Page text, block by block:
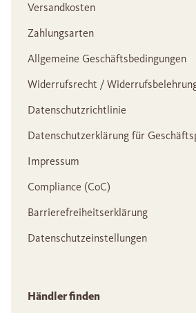
Versandkosten
Zahlungsarten
Allgemeine Geschäftsbedingungen
Widerrufsrecht /
Datenschutzrichtlinie
Datenschutzerklärung für
Impressum
Compliance (CoC)
Barrierefreiheitserklärung
Datenschutzeinstellungen
Händler finden